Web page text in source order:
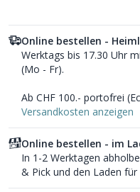
Online bestellen -
Werktags bis 17.30 Uhr
(Mo - Fr).
Ab CHF 100.- portofrei
Versandkosten anzeigen
Online bestellen - im
In 1-2 Werktagen
& Pick und den Laden für